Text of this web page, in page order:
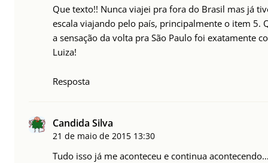
Que texto!! Nunca viajei pra fora do Brasil mas já
escala viajando pelo país, principalmente o item 5.
a sensação da volta pra São Paulo foi exatamente
Luiza!
Resposta
Candida Silva
21 de maio de 2015 13:30
Tudo isso já me aconteceu e continua